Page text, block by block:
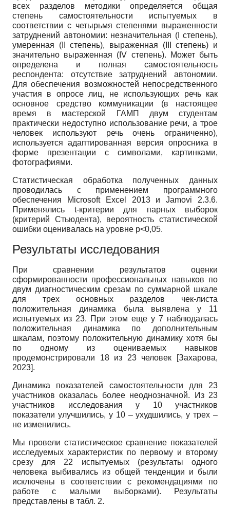
всех разделов методики определяется общая
степень самостоятельности испытуемых в
соответствии с четырьмя степенями выраженности
затруднений автономии: незначительная (I степень),
умеренная (II степень), выраженная (III степень) и
значительно выраженная (IV степень). Может быть
определена и полная самостоятельность
респондента: отсутствие затруднений автономии.
Для обеспечения возможностей непосредственного
участия в опросе лиц, не использующих речь как
основное средство коммуникации (в настоящее
время в мастерской ГАМП двум студентам
практически недоступно использование речи, а трое
человек используют речь очень ограниченно),
используется адаптированная версия опросника в
форме презентации с символами, картинками,
фотографиями.
Статистическая обработка полученных данных
проводилась с применением программного
обеспечения Microsoft Excel 2013 и Jamovi 2.3.6.
Применялись t-критерии для парных выборок
(критерий Стьюдента), вероятность статистической
ошибки оценивалась на уровне p<0,05.
Результаты исследования
При сравнении результатов оценки
сформированности профессиональных навыков по
двум диагностическим срезам по суммарной шкале
для трех основных разделов чек-листа
положительная динамика была выявлена у 11
испытуемых из 23. При этом еще у 7 наблюдалась
положительная динамика по дополнительным
шкалам, поэтому положительную динамику хотя бы
по одному из оцениваемых навыков
продемонстрировали 18 из 23 человек
[Захарова,
2023].
Динамика показателей самостоятельности для 23
участников оказалась более неоднозначной. Из 23
участников исследования у 10 участников
показатели улучшились, у 10 – ухудшились, у трех –
не изменились.
Мы провели статистическое сравнение показателей
исследуемых характеристик по первому и второму
срезу для 22 испытуемых (результаты одного
человека выбивались из общей тенденции и были
исключены в соответствии с рекомендациями по
работе с малыми выборками). Результаты
представлены в табл. 2.